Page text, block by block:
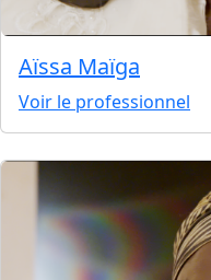
Aïssa Maïga
Voir le professionnel